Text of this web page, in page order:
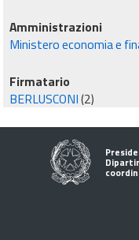
Amministrazioni
Ministero economia e
Firmatario
BERLUSCONI(2)